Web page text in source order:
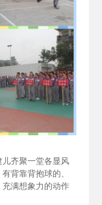
齐聚一堂各显风
背靠背抱球的、
满想象力的动作